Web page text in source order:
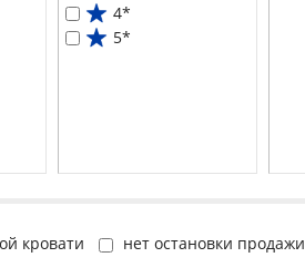
4*
5*
кровати нет остановки продажи